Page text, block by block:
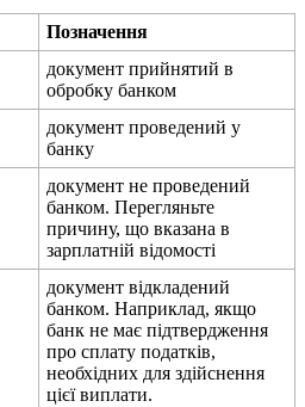
Позначення
документ прийнятий в
обробку банком
документ проведений у
банку
документ не проведений
банком. Перегляньте
причину, що вказана в
зарплатній відомості
документ відкладений
банком. Наприклад, якщо
банк не має підтвердження
про сплату податків,
необхідних для здійснення
цієї виплати.